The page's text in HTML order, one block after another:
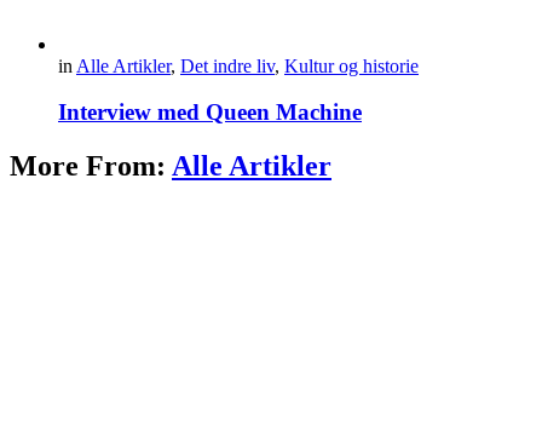
in Alle Artikler, Det indre liv, Kultur og historie
Interview med Queen Machine
More From: Alle Artikler